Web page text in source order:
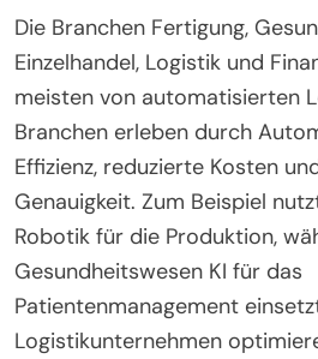
Die Branchen Fertigung,
Einzelhandel, Logistik und
meisten von automatisierten
Branchen erleben durch
Effizienz, reduzierte Kosten
Genauigkeit. Zum Beispiel
Robotik für die Produktion,
Gesundheitswesen KI für das
Patientenmanagement
Logistikunternehmen